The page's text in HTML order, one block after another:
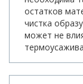
остатков
чистка
может не